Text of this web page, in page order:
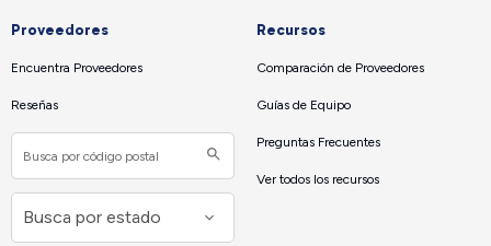
Proveedores
Encuentra Proveedores
Reseñas
Recursos
Comparación de Proveedores
Guías de Equipo
Preguntas Frecuentes
Ver todos los recursos